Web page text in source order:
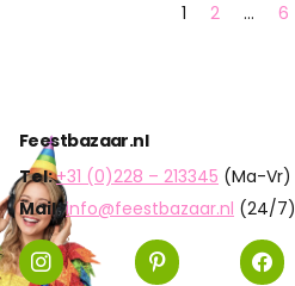
1 2 … 6
Feestbazaar.nl
Tel:+31 (0)228 – 213345 (Ma-Vr)
Mail: info@feestbazaar.nl (24/7)